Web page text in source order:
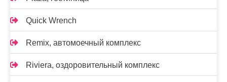
Quick Wrench
Remix, автомоечный комплекс
Riviera, оздоровительный комплекс